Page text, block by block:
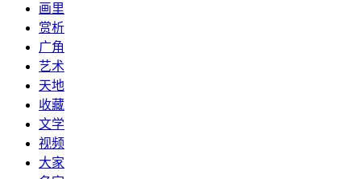
画里
赏析
广角
艺术
天地
收藏
文学
视频
大家